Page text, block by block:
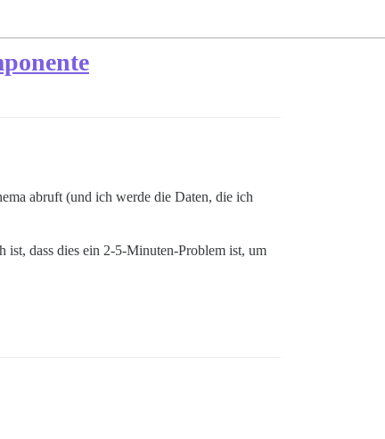
abruft (und ich werde die Daten, die ich
ist, dass dies ein 2-5-Minuten-Problem ist, um